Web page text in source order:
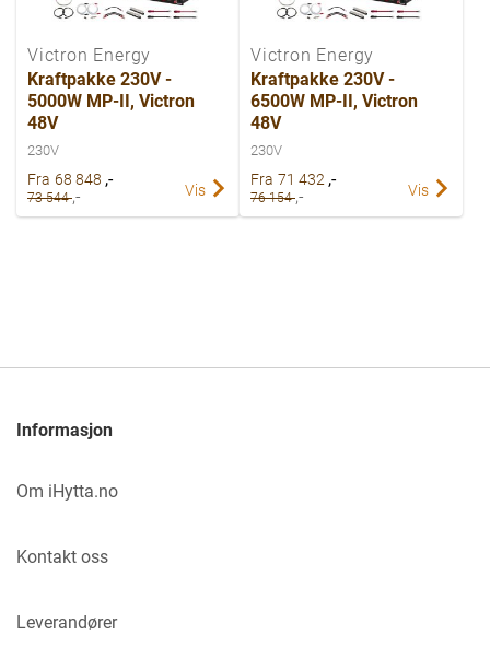
Victron Energy
Kraftpakke 230V -
5000W MP-II, Victron
48V
230V
Fra 68 848 ,-
73 544,- Vis
Victron Energy
Kraftpakke 230V -
6500W MP-II, Victron
48V
230V
Fra 71 432 ,-
76 154,- Vis
Informasjon
Om iHytta.no
Kontakt oss
Leverandører